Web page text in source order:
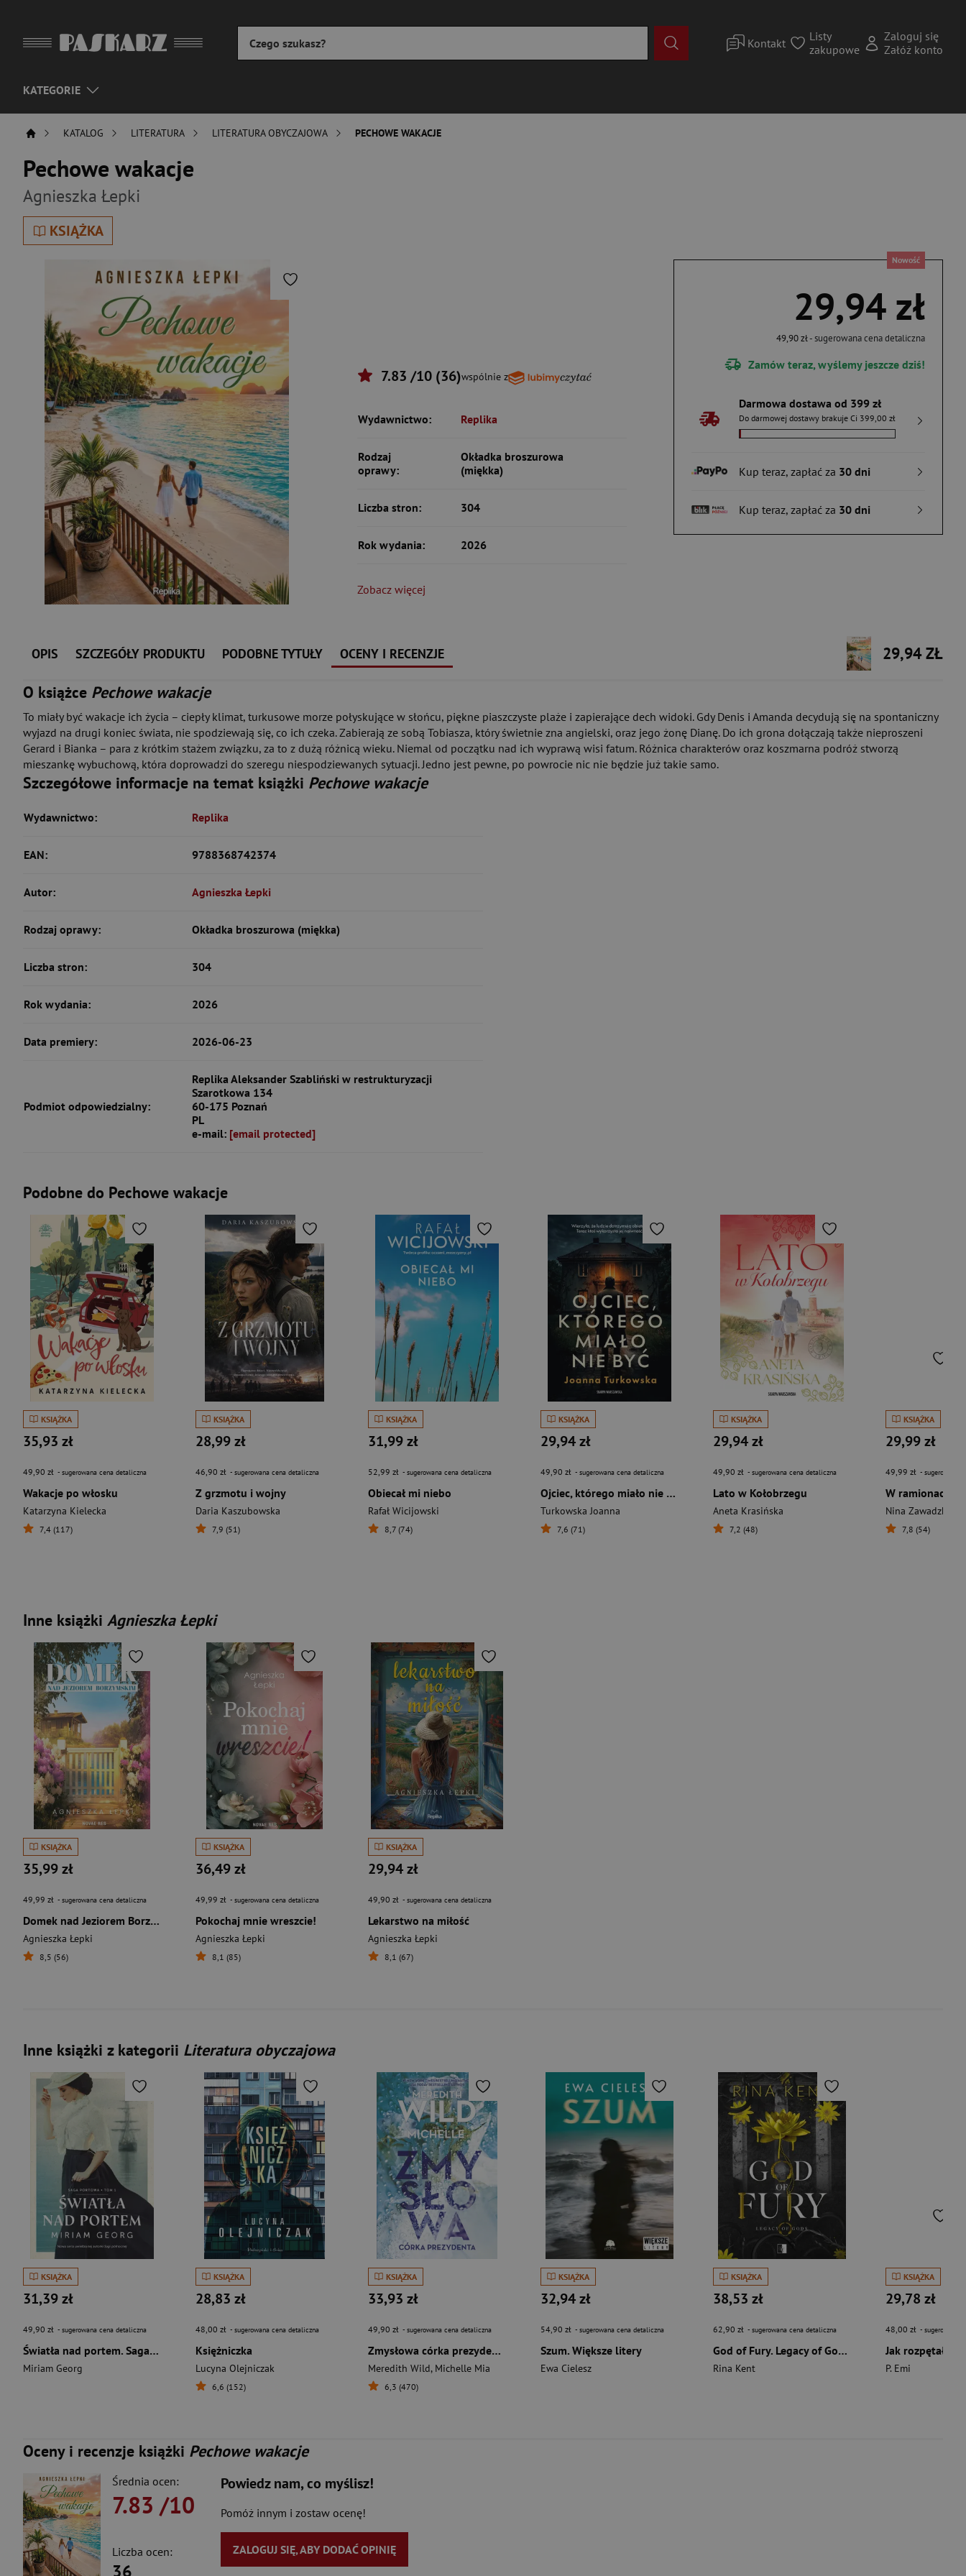
Kontakt
Listy
zakupowe
Zaloguj się
Załóż konto
KATEGORIE
KATALOG LITERATURA LITERATURA OBYCZAJOWA PECHOWE WAKACJE
Pechowe wakacje
Agnieszka Łepki
KSIĄŻKA
Nowość
29,94 zł
49,90 zł- sugerowana cena detaliczna
Zamów teraz, wyślemy jeszcze dziś!
Darmowa dostawa od 399 zł
Do darmowej dostawy brakuje Ci 399,00 zł
Kup teraz, zapłać za 30 dni
Kup teraz, zapłać za 30 dni
7.83 /10 (36)wspólnie z
Wydawnictwo: Replika
Rodzaj
oprawy:
Okładka broszurowa
(miękka)
Liczba stron: 304
Rok wydania: 2026
Zobacz więcej
OPIS SZCZEGÓŁY PRODUKTU PODOBNE TYTUŁY OCENY I RECENZJE
29,94 ZŁ
O książce Pechowe wakacje
To miały być wakacje ich życia – ciepły klimat, turkusowe morze połyskujące w słońcu, piękne piaszczyste plaże i zapierające dech widoki. Gdy Denis i Amanda decydują się na spontaniczny
wyjazd na drugi koniec świata, nie spodziewają się, co ich czeka. Zabierają ze sobą Tobiasza, który świetnie zna angielski, oraz jego żonę Dianę. Do ich grona dołączają także nieproszeni
Gerard i Bianka – para z krótkim stażem związku, za to z dużą różnicą wieku. Niemal od początku nad ich wyprawą wisi fatum. Różnica charakterów oraz koszmarna podróż stworzą
mieszankę wybuchową, która doprowadzi do szeregu niespodziewanych sytuacji. Jedno jest pewne, po powrocie nic nie będzie już takie samo.
Szczegółowe informacje na temat książki Pechowe wakacje
Wydawnictwo: Replika
EAN: 9788368742374
Autor: Agnieszka Łepki
Rodzaj oprawy: Okładka broszurowa (miękka)
Liczba stron: 304
Rok wydania: 2026
Data premiery: 2026-06-23
Podmiot odpowiedzialny:
Replika Aleksander Szabliński w restrukturyzacji
Szarotkowa 134
60-175 Poznań
PL
e-mail: [email protected]
Podobne do Pechowe wakacje
KSIĄŻKA
35,93 zł
49,90 zł - sugerowana cena detaliczna
Wakacje po włosku
Katarzyna Kielecka
7,4 (117)
KSIĄŻKA
28,99 zł
46,90 zł - sugerowana cena detaliczna
Z grzmotu i wojny
Daria Kaszubowska
7,9 (51)
KSIĄŻKA
31,99 zł
52,99 zł - sugerowana cena detaliczna
Obiecał mi niebo
Rafał Wicijowski
8,7 (74)
KSIĄŻKA
29,94 zł
49,90 zł - sugerowana cena detaliczna
Ojciec, którego miało nie być
Turkowska Joanna
7,6 (71)
KSIĄŻKA
29,94 zł
49,90 zł - sugerowana cena detaliczna
Lato w Kołobrzegu
Aneta Krasińska
7,2 (48)
KSIĄŻKA
29,99 zł
49,99 zł - sugerowana
W ramionach
Nina Zawadzka
7,8 (54)
Inne książki Agnieszka Łepki
KSIĄŻKA
35,99 zł
49,99 zł - sugerowana cena detaliczna
Domek nad Jeziorem Borzymskim
Agnieszka Łepki
8,5 (56)
KSIĄŻKA
36,49 zł
49,99 zł - sugerowana cena detaliczna
Pokochaj mnie wreszcie!
Agnieszka Łepki
8,1 (85)
KSIĄŻKA
29,94 zł
49,90 zł - sugerowana cena detaliczna
Lekarstwo na miłość
Agnieszka Łepki
8,1 (67)
Inne książki z kategorii Literatura obyczajowa
KSIĄŻKA
31,39 zł
49,90 zł - sugerowana cena detaliczna
Światła nad portem. Saga portowa Tom. 1
Miriam Georg
KSIĄŻKA
28,83 zł
48,00 zł - sugerowana cena detaliczna
Księżniczka
Lucyna Olejniczak
6,6 (152)
KSIĄŻKA
33,93 zł
49,90 zł - sugerowana cena detaliczna
Zmysłowa córka prezydenta
Meredith Wild, Michelle Mia
6,3 (470)
KSIĄŻKA
32,94 zł
54,90 zł - sugerowana cena detaliczna
Szum. Większe litery
Ewa Cielesz
KSIĄŻKA
38,53 zł
62,90 zł - sugerowana cena detaliczna
God of Fury. Legacy of Gods Tom 5
Rina Kent
KSIĄŻKA
29,78 zł
48,00 zł - sugerowana
P. Emi
Oceny i recenzje książki Pechowe wakacje
Średnia ocen:
7.83 /10
Liczba ocen:
36
Powiedz nam, co myślisz!
Pomóż innym i zostaw ocenę!
ZALOGUJ SIĘ, ABY DODAĆ OPINIĘ